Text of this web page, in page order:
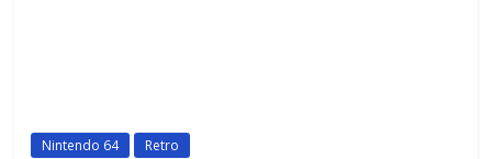
Nintendo 64 Retro